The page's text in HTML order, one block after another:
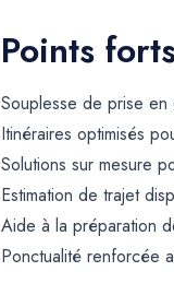
Points
Souplesse de prise
Itinéraires optimisés
Solutions sur mesure
Estimation de trajet
Aide à la préparation
Ponctualité renforcée